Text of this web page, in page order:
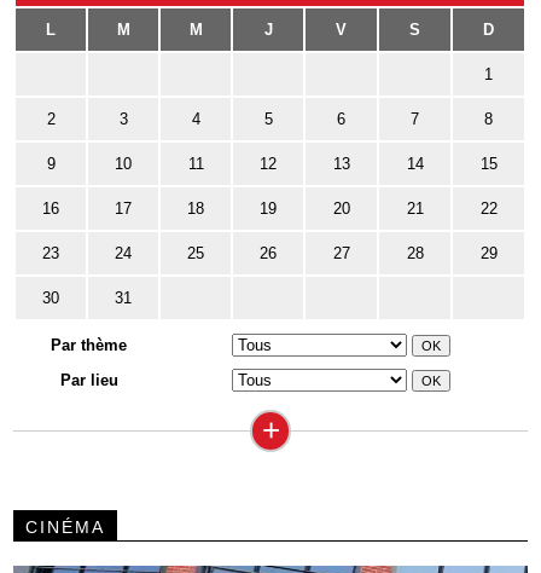
L M M J V S D
1
2 3 4 5 6 7 8
9 10 11 12 13 14 15
16 17 18 19 20 21 22
23 24 25 26 27 28 29
30 31
Par thème
Par lieu
+
CINÉMA